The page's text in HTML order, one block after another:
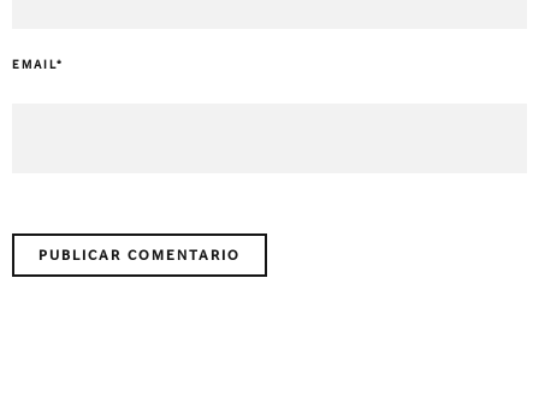
EMAIL*